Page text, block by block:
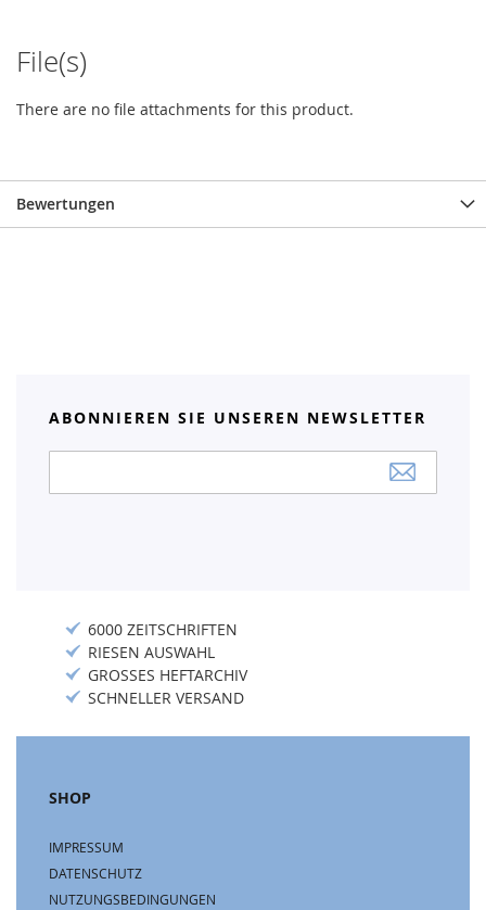
File(s)
There are no file attachments for this product.
Bewertungen
ABONNIEREN SIE UNSEREN NEWSLETTER
Newsletter:
6000 ZEITSCHRIFTEN
RIESEN AUSWAHL
GROSSES HEFTARCHIV
SCHNELLER VERSAND
SHOP
IMPRESSUM
DATENSCHUTZ
NUTZUNGSBEDINGUNGEN